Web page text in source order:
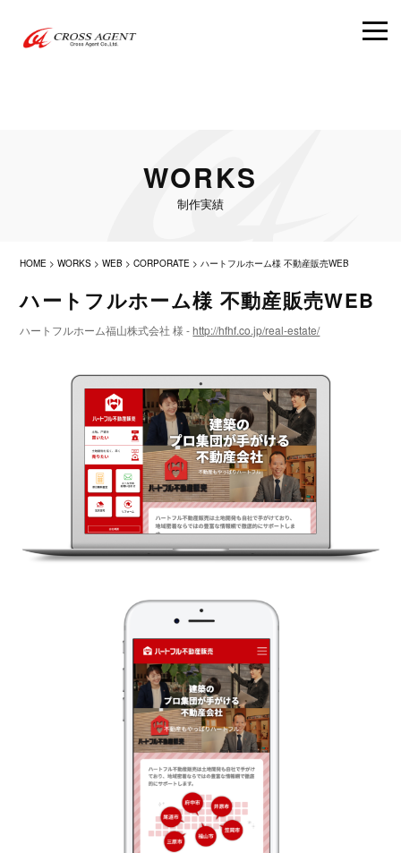
WORKS
制作実績
HOME >WORKS >WEB >CORPORATE >ハートフルホーム様 不動産販売WEB
ハートフルホーム様 不動産販売WEB
ハートフルホーム福山株式会社 様 -http://hfhf.co.jp/real-estate/